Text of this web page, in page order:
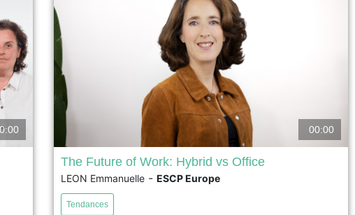
What does the future of work really look like? In this
exclusive vodcast excerpt, Prof. Emmanuelle Léon,
expert in Human Resource Management at ESCP
00:00
The Future of Work: Hybrid vs Office
LEON Emmanuelle- ESCP Europe
Tendances